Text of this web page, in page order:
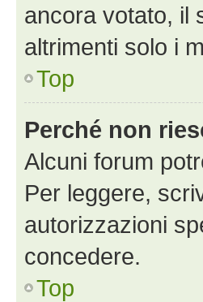
ancora votato, il
altrimenti solo i
Top
Perché non
Alcuni forum
Per leggere,
autorizzazioni
concedere.
Top